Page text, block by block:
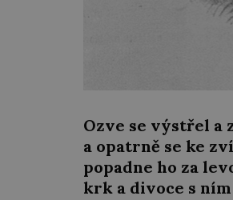
Ozve se výstřel a
a opatrně se ke
popadne ho za
krk a divoce s